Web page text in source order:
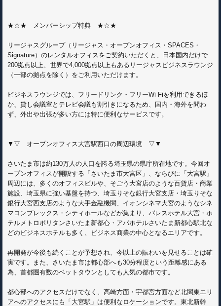
★☆★ メンバーシップ特典 ★☆★
リージャスグループ（リージャス・オープンオフィス・SPACES・
Signature）のレンタルオフィスをご契約いただくと、日本国内だけで
200拠点以上、世界で4,000拠点以上もあるリージャスビジネスラウンジ
（一部の拠点を除く）をご利用いただけます。
ビジネスラウンジでは、フリードリンク・フリーWi-Fiを利用できるほ
か、貸し会議室とテレビ会議も割引きになるため、国内・海外を問わ
ず、外出や出張が多い方には特に便利なサービスです。
▼▽ オープンオフィス大宮駅西口の周辺環境 ▽▼
さいたま市は約130万人の人口を誇る埼玉県の県庁所在地です。今回オ
ープンオフィスが開設する「さいたま市大宮区」、ならびに「大宮駅」
周辺には、多くのオフィスビルや、そごう大宮店のような百貨店・商業
施設、埼玉県に強い基盤を持つ、埼玉りそな銀行大宮支店・埼玉りそな
銀行大宮西支店のような大手金融機関、イオンシネマ大宮のようなシネ
マコンプレックス・シティホールなどが集まり、パレスホテル大宮・ホ
テルメトロポリタンさいたま新都心・アパホテルさいたま新都心駅北な
どのビジネスホテルも多く、ビジネス商業の中心となるエリアです。
再開発が今後も続くことが予想され、今以上の賑わいを見せることは確
実です。また、さいたま市は都心部へも30分程度という距離感にある
為、首都圏有数のベットタウンとしても人気の都市です。
都心部へのアクセスだけでなく、高崎方面・宇都宮方面など北関東エリ
アへのアクセスにも「大宮駅」は便利なロケーションです。東北新幹